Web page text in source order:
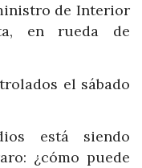
de Interior
en rueda de
el sábado
está siendo
¿cómo puede